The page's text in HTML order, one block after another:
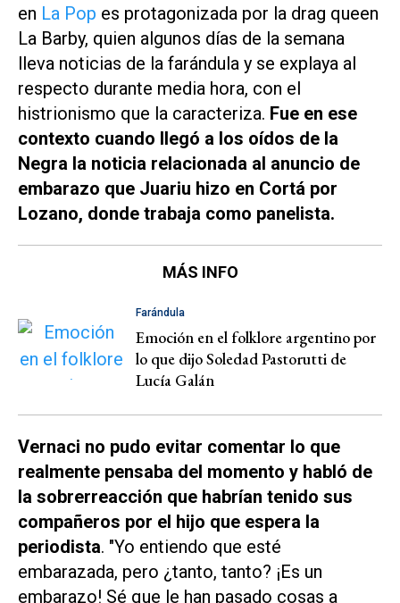
en La Pop es protagonizada por la drag queen
La Barby, quien algunos días de la semana
lleva noticias de la farándula y se explaya al
respecto durante media hora, con el
histrionismo que la caracteriza. Fue en ese
contexto cuando llegó a los oídos de la
Negra la noticia relacionada al anuncio de
embarazo que Juariu hizo en Cortá por
Lozano, donde trabaja como panelista.
MÁS INFO
Farándula
Emoción en el folklore argentino por
lo que dijo Soledad Pastorutti de
Lucía Galán
Vernaci no pudo evitar comentar lo que
realmente pensaba del momento y habló de
la sobrerreacción que habrían tenido sus
compañeros por el hijo que espera la
periodista. "Yo entiendo que esté
embarazada, pero ¿tanto, tanto? ¡Es un
embarazo! Sé que le han pasado cosas a